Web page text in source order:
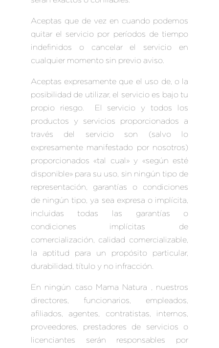
Aceptas que de vez en cuando podemos
quitar el servicio por períodos de tiempo
indefinidos o cancelar el servicio en
cualquier momento sin previo aviso.
Aceptas expresamente que el uso de, o la
posibilidad de utilizar, el servicio es bajo tu
propio riesgo. El servicio y todos los
productos y servicios proporcionados a
través del servicio son (salvo lo
expresamente manifestado por nosotros)
proporcionados «tal cual» y «según esté
disponible» para su uso, sin ningún tipo de
representación, garantías o condiciones
de ningún tipo, ya sea expresa o implícita,
incluidas todas las garantías o
condiciones implícitas de
comercialización, calidad comercializable,
la aptitud para un propósito particular,
durabilidad, título y no infracción.
En ningún caso Mama Natura , nuestros
directores, funcionarios, empleados,
afiliados, agentes, contratistas, internos,
proveedores, prestadores de servicios o
licenciantes serán responsables por